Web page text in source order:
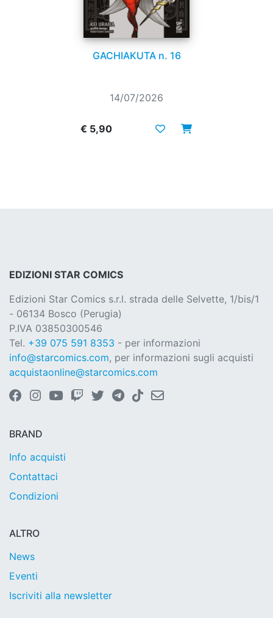
GACHIAKUTA n. 16
14/07/2026
€ 5,90
EDIZIONI STAR COMICS
Edizioni Star Comics s.r.l. strada delle Selvette, 1/bis/1
- 06134 Bosco (Perugia)
P.IVA 03850300546
Tel. +39 075 591 8353 - per informazioni
info@starcomics.com, per informazioni sugli acquisti
acquistaonline@starcomics.com
BRAND
Info acquisti
Contattaci
Condizioni
ALTRO
News
Eventi
Iscriviti alla newsletter